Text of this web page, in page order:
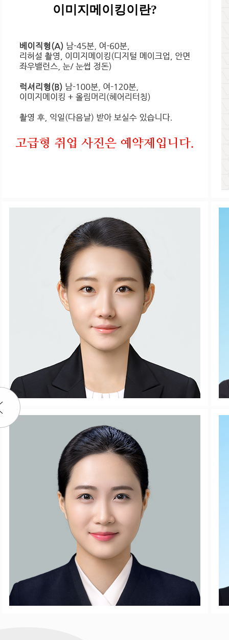
이미지메이킹이란?
고급형 취업 사진은 예약제입니다.